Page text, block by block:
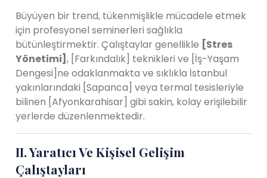
Büyüyen bir trend, tükenmişlikle mücadele etmek
için profesyonel seminerleri sağlıkla
bütünleştirmektir. Çalıştaylar genellikle [Stres
Yönetimi], [Farkındalık] teknikleri ve [İş-Yaşam
Dengesi]ne odaklanmakta ve sıklıkla İstanbul
yakınlarındaki [Sapanca] veya termal tesisleriyle
bilinen [Afyonkarahisar] gibi sakin, kolay erişilebilir
yerlerde düzenlenmektedir.
II. Yaratıcı Ve Kişisel Gelişim
Çalıştayları